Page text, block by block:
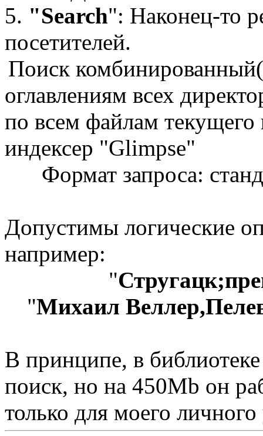
5. "Search": Наконец-то
посетителей.
Поиск
оглавлениям всех
по всем файлам текущего
индексер "Glimpse"
Формат запроса:
Допустимы логические
например:
"
"Михаил
В принципе, в
поиск, но на 450Mb он
только для моего